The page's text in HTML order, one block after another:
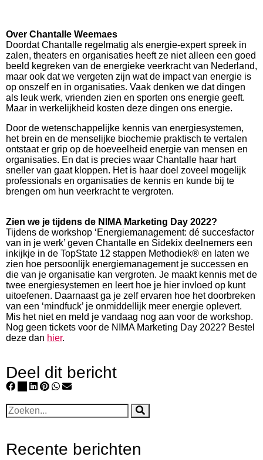
Over Chantalle Weemaes
Doordat Chantalle regelmatig als energie-expert spreek in
zalen, theaters en organisaties heeft ze niet alleen een goed
beeld kegreken van de energieke veerkracht van Nederland,
maar ook dat we vergeten zijn wat de impact van energie is
op onszelf en in organisaties. Vaak denken we dat dingen
als leuk werk, vrienden zien en sporten ons energie geeft.
Maar in werkelijkheid kosten deze dingen ons energie.
Door de wetenschappelijke kennis van energiesystemen,
het brein en de menselijke biochemie praktisch te vertalen
ontstaat er grip op de hoeveelheid energie van mensen en
organisaties. En dat is precies waar Chantalle haar hart
sneller van gaat kloppen. Het is haar doel zoveel mogelijk
professionals en organisaties de kennis en kunde bij te
brengen om hun veerkracht te vergroten.
Zien we je tijdens de NIMA Marketing Day 2022?
Tijdens de workshop ‘Energiemanagement: dé succesfactor
van in je werk’ geven Chantalle en Sidekix deelnemers een
inkijkje in de TopState 12 stappen Methodiek® en laten we
zien hoe persoonlijk energiemanagement je successen en
die van je organisatie kan vergroten. Je maakt kennis met de
twee energiesystemen en leert hoe je hier invloed op kunt
uitoefenen. Daarnaast ga je zelf ervaren hoe het doorbreken
van een ‘mindfuck’ je onmiddellijk meer energie oplevert.
Mis het niet en meld je vandaag nog aan voor de workshop.
Nog geen tickets voor de NIMA Marketing Day 2022? Bestel
deze dan hier.
Deel dit bericht
Recente berichten